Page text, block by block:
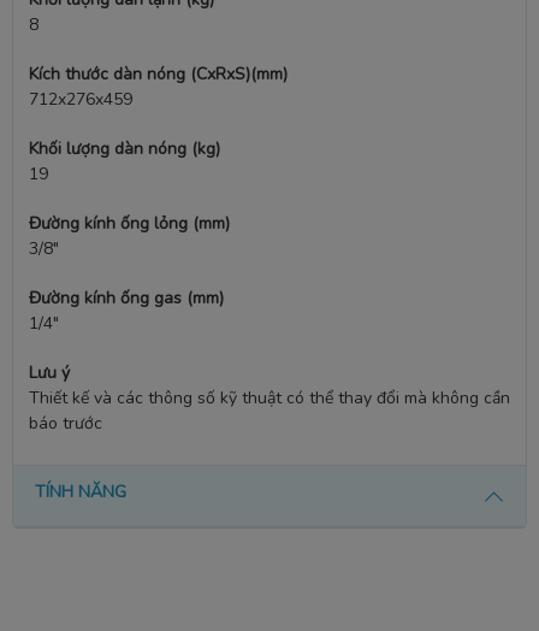
8
Kích thước dàn nóng (CxRxS)(mm)
712x276x459
Khối lượng dàn nóng (kg)
19
Đường kính ống lỏng (mm)
3/8"
Đường kính ống gas (mm)
1/4"
Lưu ý
Thiết kế và các thông số kỹ thuật có thể thay đổi mà không cần
báo trước
TÍNH NĂNG